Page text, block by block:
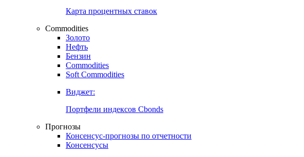
Карта процентных ставок
Commodities
Золото
Нефть
Бензин
Commodities
Soft Commodities
Виджет:
Портфели индексов Cbonds
Прогнозы
Консенсус-прогнозы по отчетности
Консенсусы